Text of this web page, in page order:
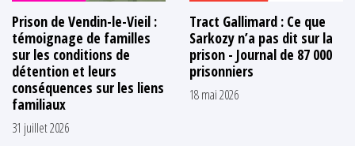
Prison de Vendin-le-Vieil :
témoignage de familles
sur les conditions de
détention et leurs
conséquences sur les liens
familiaux
31 juillet 2026
Tract Gallimard : Ce que
Sarkozy n’a pas dit sur la
prison - Journal de 87 000
prisonniers
18 mai 2026